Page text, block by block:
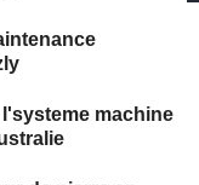
machine